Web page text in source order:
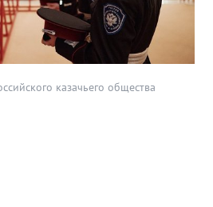
казачьего общества